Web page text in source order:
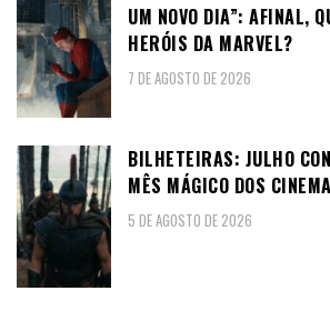
UM NOVO DIA”: AFINAL,
HERÓIS DA MARVEL?
7 DE AGOSTO DE 2026
BILHETEIRAS: JULHO
MÊS MÁGICO DOS
5 DE AGOSTO DE 2026